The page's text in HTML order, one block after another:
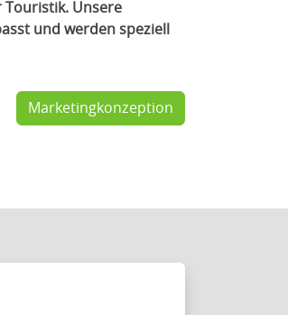
Touristik. Unsere
und werden speziell
Marketingkonzeption